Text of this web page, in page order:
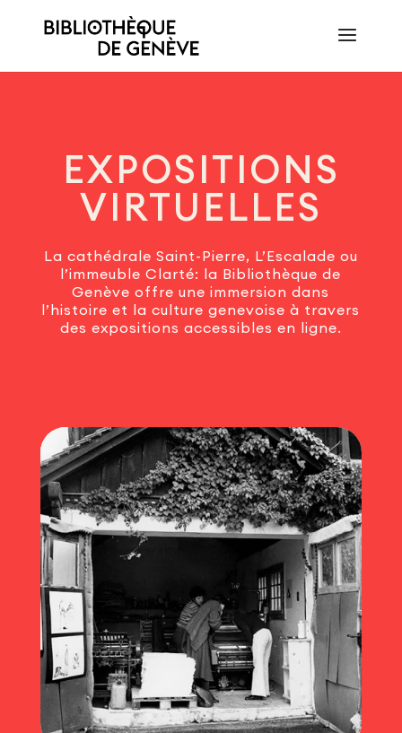
EXPOSITIONS
VIRTUELLES
La cathédrale Saint-Pierre, L’Escalade ou
l’immeuble Clarté: la Bibliothèque de
Genève offre une immersion dans
l’histoire et la culture genevoise à travers
des expositions accessibles en ligne.